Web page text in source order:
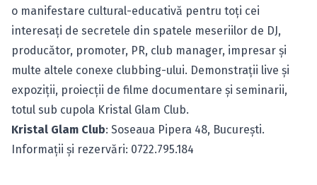
o manifestare cultural-educativă pentru toţi cei
interesaţi de secretele din spatele meseriilor de DJ,
producător, promoter, PR, club manager, impresar şi
multe altele conexe clubbing-ului. Demonstraţii live şi
expoziţii, proiecţii de filme documentare şi seminarii,
totul sub cupola Kristal Glam Club.
Kristal Glam Club: Soseaua Pipera 48, Bucureşti.
Informaţii şi rezervări: 0722.795.184